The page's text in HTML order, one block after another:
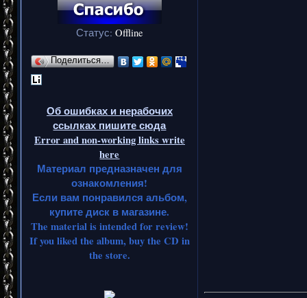
Статус: Offline
Поделиться…
Об ошибках и нерабочих
ссылках пишите сюда
Error and non-working links write
here
Материал предназначен для
ознакомления!
Если вам понравился альбом,
купите диск в магазине.
The material is intended for review!
If you liked the album, buy the CD in
the store.